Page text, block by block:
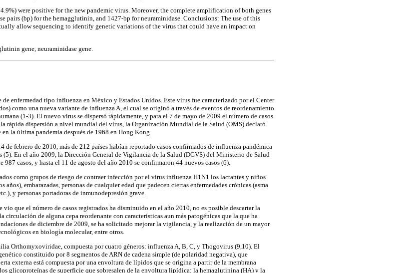
were positive for the new pandemic virus. Moreover, the complete amplification of both genes
pairs (bp) for the hemagglutinin, and 1427-bp for neuraminidase. Conclusions: The use of this
allow sequencing to identify genetic variations of the virus that could have an impact on
gene, neuraminidase gene.
enfermedad tipo influenza en México y Estados Unidos. Este virus fue caracterizado por el Center
como una nueva variante de influenza A, el cual se originó a través de eventos de reordenamiento
(1-3). El nuevo virus se dispersó rápidamente, y para el 7 de mayo de 2009 el número de casos
rápida dispersión a nivel mundial del virus, la Organización Mundial de la Salud (OMS) declaró
la última pandemia después de 1968 en Hong Kong.
de febrero de 2010, más de 212 países habían reportado casos confirmados de influenza pandémica
En el año 2009, la Dirección General de Vigilancia de la Salud (DGVS) del Ministerio de Salud
casos, y hasta el 11 de agosto del año 2010 se confirmaron 44 nuevos casos (6).
como grupos de riesgo de contraer infección por el virus influenza H1N1 los lactantes y niños
años), embarazadas, personas de cualquier edad que padecen ciertas enfermedades crónicas (asma
y personas portadoras de inmunodepresión grave.
que el número de casos registrados ha disminuido en el año 2010, no es posible descartar la
circulación de alguna cepa reordenante con características aun más patogénicas que la que ha
de diciembre de 2009, se ha solicitado mejorar la vigilancia, y la realización de un mayor
en biología molecular, entre otros.
Orthomyxoviridae, compuesta por cuatro géneros: influenza A, B, C, y Thogovirus (9,10). El
constituido por 8 segmentos de ARN de cadena simple (de polaridad negativa), que
externa está compuesta por una envoltura de lípidos que se origina a partir de la membrana
glicoproteínas de superficie que sobresalen de la envoltura lipídica: la hemaglutinina (HA) y la